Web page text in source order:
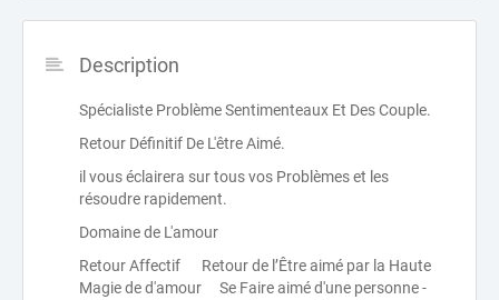
Description
Spécialiste Problème Sentimenteaux Et Des Couple.
Retour Définitif De L'être Aimé.
il vous éclairera sur tous vos Problèmes et les
résoudre rapidement.
Domaine de L'amour
Retour Affectif Retour de l’Être aimé par la Haute
Magie de d'amour Se Faire aimé d'une personne -